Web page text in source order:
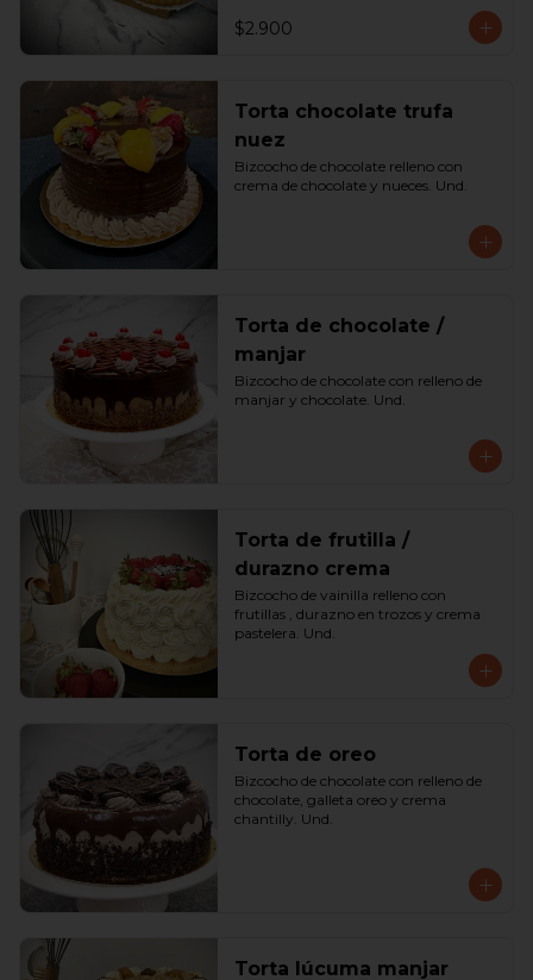
$2.900
Torta chocolate trufa
nuez
Bizcocho de chocolate relleno con
crema de chocolate y nueces. Und.
Torta de chocolate /
manjar
Bizcocho de chocolate con relleno de
manjar y chocolate. Und.
Torta de frutilla /
durazno crema
Bizcocho de vainilla relleno con
frutillas , durazno en trozos y crema
pastelera. Und.
Torta de oreo
Bizcocho de chocolate con relleno de
chocolate, galleta oreo y crema
chantilly. Und.
Torta lúcuma manjar